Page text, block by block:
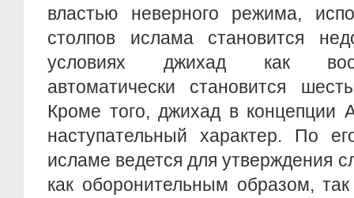
властью неверного режима,
столпов ислама становится
условиях джихад как
автоматически становится
Кроме того, джихад в концепции
наступательный характер. По
исламе ведется для утверждения
как оборонительным образом,